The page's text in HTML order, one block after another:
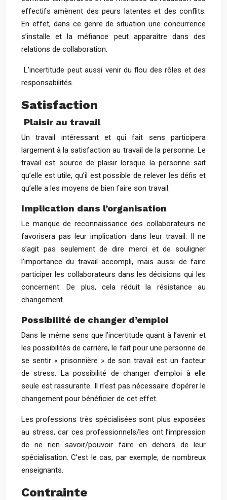
effectifs amènent des peurs latentes et des conflits.
En effet, dans ce genre de situation une concurrence
s’installe et la méfiance peut apparaître dans des
relations de collaboration.
L’incertitude peut aussi venir du flou des rôles et des
responsabilités.
Satisfaction
Plaisir au travail
Un travail intéressant et qui fait sens participera
largement à la satisfaction au travail de la personne. Le
travail est source de plaisir lorsque la personne sait
qu’elle est utile, qu’il est possible de relever les défis et
qu’elle a les moyens de bien faire son travail.
Implication dans l’organisation
Le manque de reconnaissance des collaborateurs ne
favorisera pas leur implication dans leur travail. Il ne
s’agit pas seulement de dire merci et de souligner
l’importance du travail accompli, mais aussi de faire
participer les collaborateurs dans les décisions qui les
concernent. De plus, cela réduit la résistance au
changement.
Possibilité de changer d’emploi
Dans le même sens que l’incertitude quant à l’avenir et
les possibilités de carrière, le fait pour une personne de
se sentir « prisonnière » de son travail est un facteur
de stress. La possibilité de changer d’emploi à elle
seule est rassurante. Il n’est pas nécessaire d’opérer le
changement pour bénéficier de cet effet.
Les professions très spécialisées sont plus exposées
au stress, car ces professionnels/les ont l’impression
de ne rien savoir/pouvoir faire en dehors de leur
spécialisation. C’est le cas, par exemple, de nombreux
enseignants.
Contrainte